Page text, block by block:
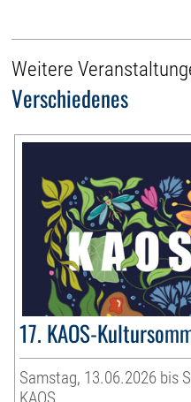
Weitere
Verschiedenes
17. KAOS-
Samstag, 13.06.2026 bis